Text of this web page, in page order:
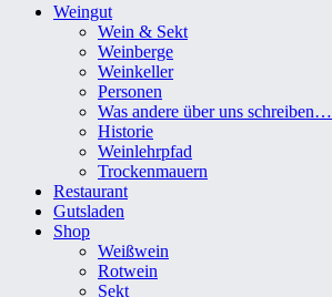
Weingut
Wein & Sekt
Weinberge
Weinkeller
Personen
Was andere über uns schreiben…
Historie
Weinlehrpfad
Trockenmauern
Restaurant
Gutsladen
Shop
Weißwein
Rotwein
Sekt